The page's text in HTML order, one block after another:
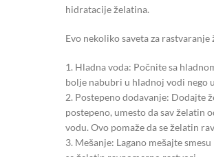
hidratacije želatina.
Evo nekoliko saveta za rastvaranje
1. Hladna voda: Počnite sa
bolje nabubri u hladnoj vodi nego
2. Postepeno dodavanje: Dodajte
postepeno, umesto da sav želatin
vodu. Ovo pomaže da se želatin
3. Mešanje: Lagano mešajte